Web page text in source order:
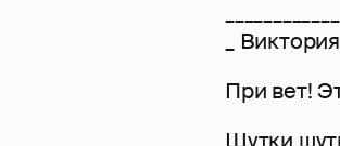
_
При вет!
Шутки